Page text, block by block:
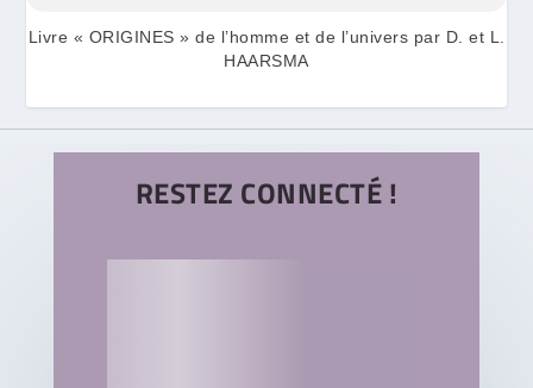
Livre « ORIGINES » de l’homme et de l’univers par D. et L.
HAARSMA
RESTEZ CONNECTÉ !